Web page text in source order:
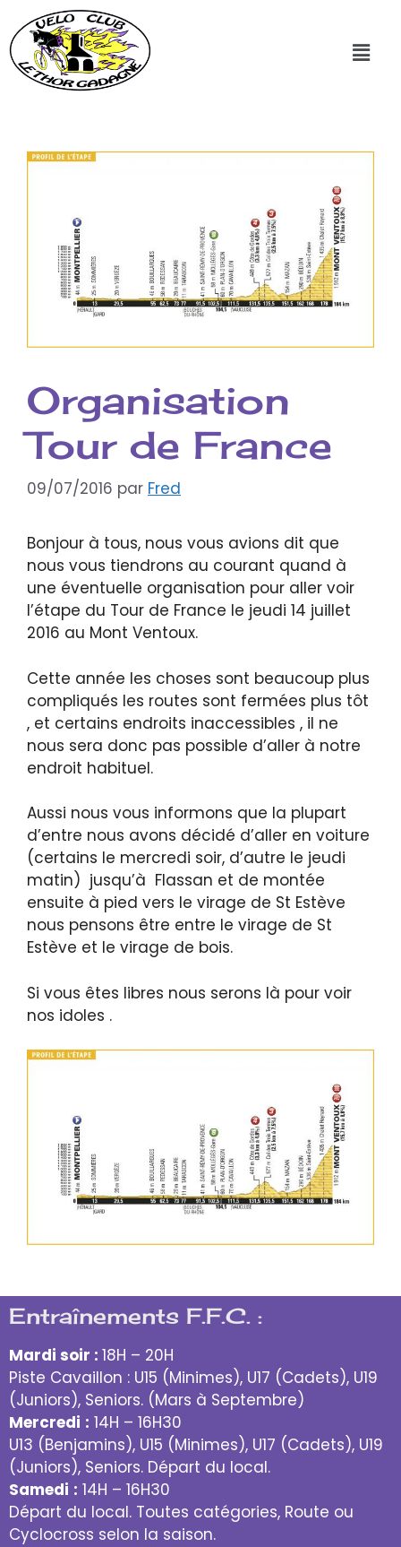
Organisation
Tour de France
09/07/2016 par Fred
Bonjour à tous, nous vous avions dit que
nous vous tiendrons au courant quand à
une éventuelle organisation pour aller voir
l’étape du Tour de France le jeudi 14 juillet
2016 au Mont Ventoux.
Cette année les choses sont beaucoup plus
compliqués les routes sont fermées plus tôt
, et certains endroits inaccessibles , il ne
nous sera donc pas possible d’aller à notre
endroit habituel.
Aussi nous vous informons que la plupart
d’entre nous avons décidé d’aller en voiture
(certains le mercredi soir, d’autre le jeudi
matin) jusqu’à Flassan et de montée
ensuite à pied vers le virage de St Estève
nous pensons être entre le virage de St
Estève et le virage de bois.
Si vous êtes libres nous serons là pour voir
nos idoles .
Entraînements F.F.C. :
Mardi soir : 18H – 20H
Piste Cavaillon : U15 (Minimes), U17 (Cadets), U19
(Juniors), Seniors. (Mars à Septembre)
Mercredi : 14H – 16H30
U13 (Benjamins), U15 (Minimes), U17 (Cadets), U19
(Juniors), Seniors. Départ du local.
Samedi : 14H – 16H30
Départ du local. Toutes catégories, Route ou
Cyclocross selon la saison.